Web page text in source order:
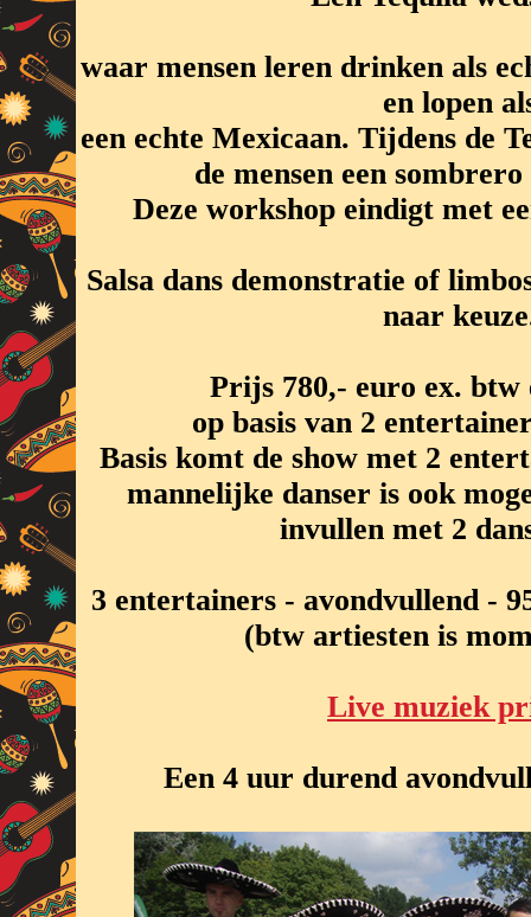
waar mensen leren drinken als
en lopen
een echte Mexicaan. Tijdens de
de mensen een
Deze workshop eindigt met
Salsa dans demonstratie of
naar
Prijs 780,- euro ex. btw
op basis van 2
Basis komt de show met 2
mannelijke danser is ook
invullen met 2
3 entertainers - avondvullend -
(btw artiesten is
Live muziek
Een 4 uur durend